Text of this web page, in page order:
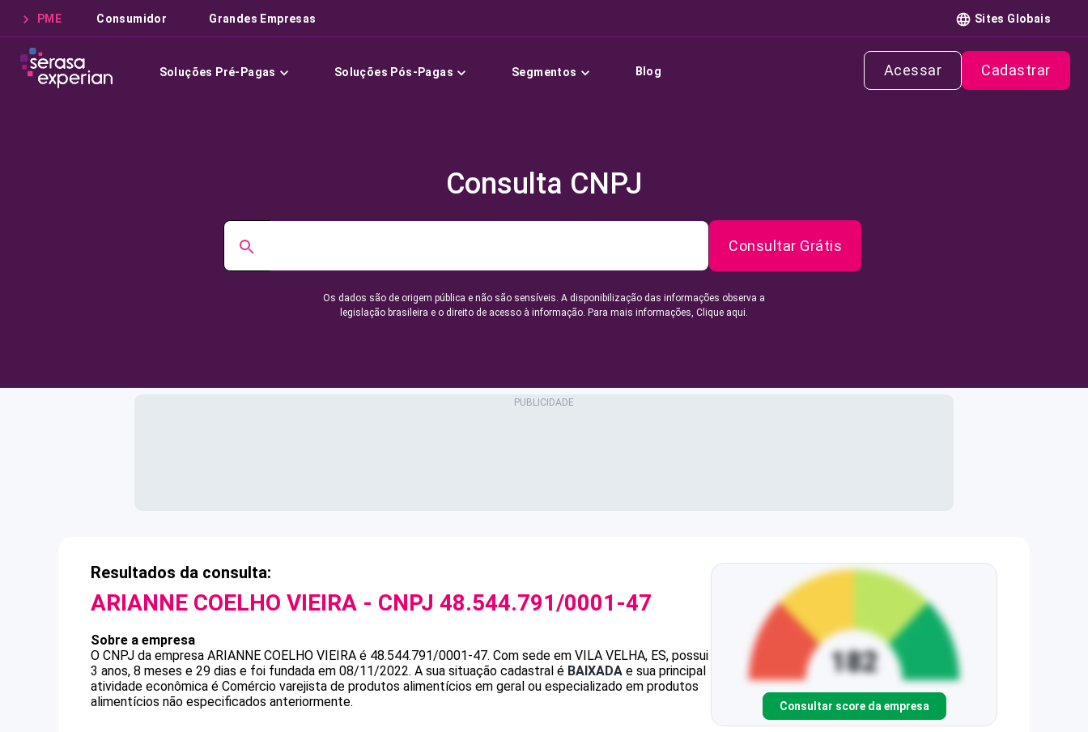
PME Consumidor Grandes Empresas Sites Globais
Soluções Pré-Pagas Soluções Pós-Pagas Segmentos Blog Acessar Cadastrar
Consulta CNPJ
Consultar Grátis
Os dados são de origem pública e não são sensíveis. A disponibilização das informações observa a
legislação brasileira e o direito de acesso à informação. Para mais informações, Clique aqui.
Resultados da consulta:
ARIANNE COELHO VIEIRA - CNPJ 48.544.791/0001-47
Sobre a empresa
O CNPJ da empresa ARIANNE COELHO VIEIRA é 48.544.791/0001-47. Com sede em VILA VELHA, ES, possui
3 anos, 8 meses e 29 dias e foi fundada em 08/11/2022. A sua situação cadastral é BAIXADA e sua principal
atividade econômica é Comércio varejista de produtos alimentícios em geral ou especializado em produtos
alimentícios não especificados anteriormente.
Consultar score da empresa